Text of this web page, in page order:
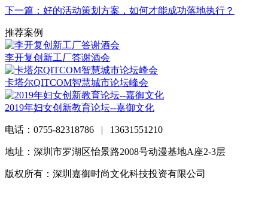
下一篇：好的活动策划方案，如何才能成功落地执行？
推荐案例
李开复创新工厂答谢酒会
卡塔尔QITCOM智慧城市论坛峰会
2019年妇女创新教育论坛--嘉御文化
电话：0755-82318786 | 13631551210
地址：深圳市罗湖区怡景路2008号动漫基地A座2-3层
版权所有：深圳嘉御时尚文化科技投资有限公司